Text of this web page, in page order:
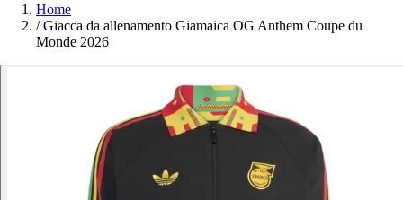
Home
/ Giacca da allenamento Giamaica OG Anthem Coupe du
Monde 2026